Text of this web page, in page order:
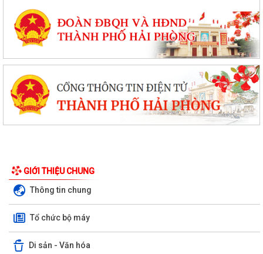
GIỚI THIỆU CHUNG
Thông tin chung
Tổ chức bộ máy
Di sản - Văn hóa